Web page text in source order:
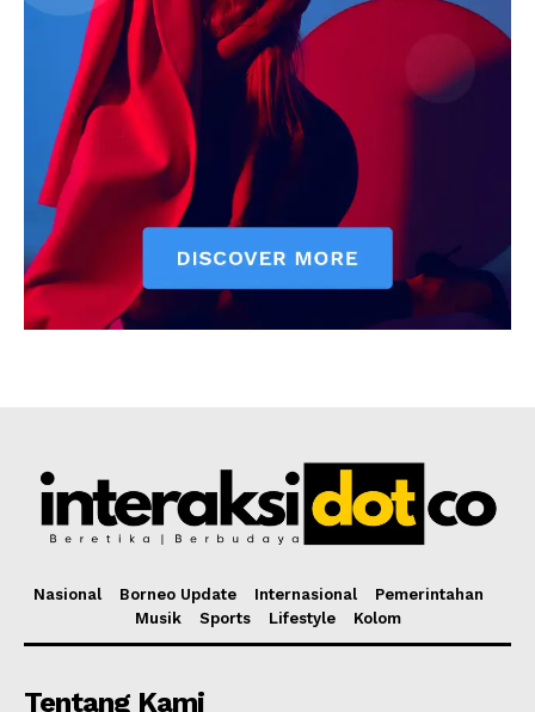
Nasional Borneo Update Internasional
Pemerintahan
Musik
Sports Lifestyle Kolom
Tentang Kami